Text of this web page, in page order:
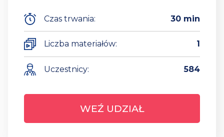
Czas trwania: 30 min
Liczba materiałów: 1
Uczestnicy: 584
WEŹ UDZIAŁ